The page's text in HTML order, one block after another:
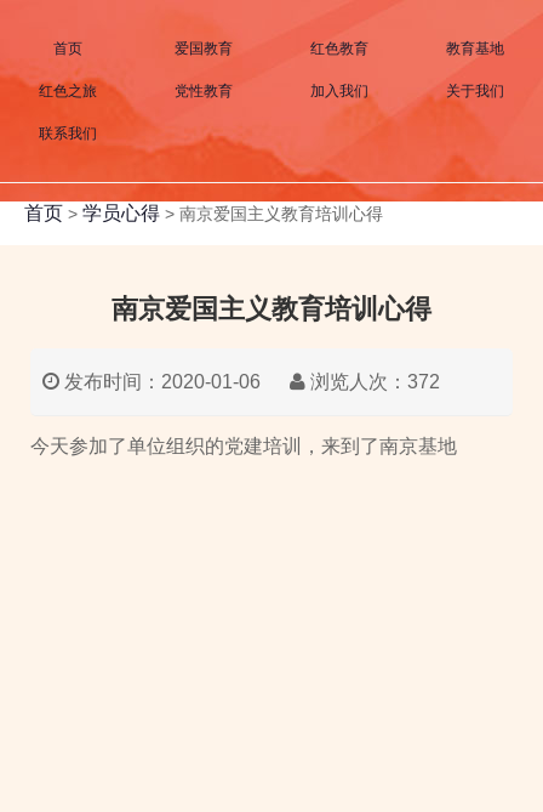
首页 爱国教育 红色教育 教育基地
红色之旅 党性教育 加入我们 关于我们
联系我们
首页 > 学员心得 > 南京爱国主义教育培训心得
南京爱国主义教育培训心得
发布时间：2020-01-06 浏览人次：372
今天参加了单位组织的党建培训，来到了南京基地